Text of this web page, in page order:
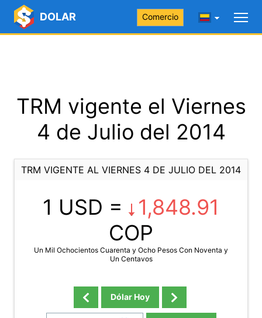
DOLAR Comercio
TRM vigente el Viernes
4 de Julio del 2014
TRM VIGENTE AL VIERNES 4 DE JULIO DEL 2014
1 USD =
1,848.91
COP
Un Mil Ochocientos Cuarenta y Ocho Pesos Con Noventa y
Un Centavos
Dólar Hoy